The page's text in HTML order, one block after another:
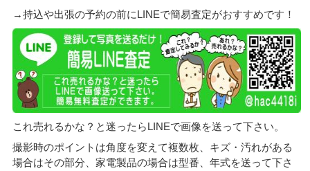
→持込や出張の予約の前にLINEで簡易査定がおすすめです！
これ売れるかな？と迷ったらLINEで画像を送って下さい。
撮影時のポイントは角度を変えて複数枚、キズ・汚れがある
場合はその部分、家電製品の場合は型番、年式を送って下さ